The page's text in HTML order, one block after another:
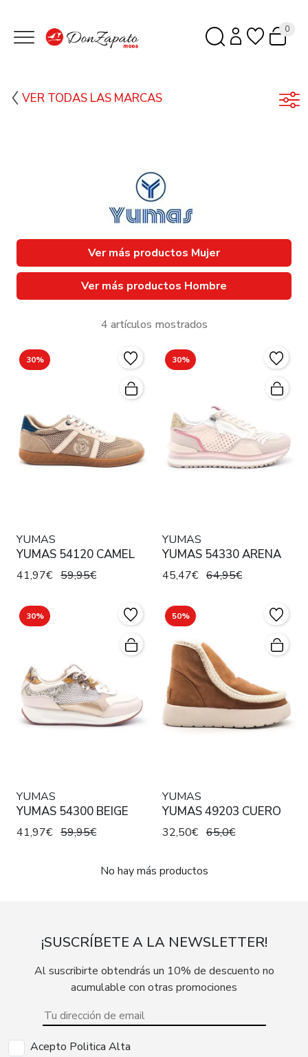
0
VER TODAS LAS MARCAS
Ver más productos Mujer
Ver más productos Hombre
4 artículos mostrados
30%
YUMAS
YUMAS 54120 CAMEL
41,97€ 59,95€
30%
YUMAS
YUMAS 54330 ARENA
45,47€ 64,95€
30%
YUMAS
YUMAS 54300 BEIGE
41,97€ 59,95€
50%
YUMAS
YUMAS 49203 CUERO
32,50€ 65,0€
No hay más productos
¡SUSCRÍBETE A LA NEWSLETTER!
Al suscribirte obtendrás un 10% de descuento no
acumulable con otras promociones
Acepto Politica Alta